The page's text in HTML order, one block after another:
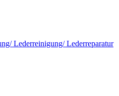
Lederreinigung/ Lederreparatur